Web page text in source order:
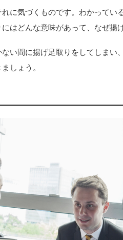
に気づくものです。わかって
はどんな意味があって、なぜ揚
い間に揚げ足取りをしてしま
しょう。